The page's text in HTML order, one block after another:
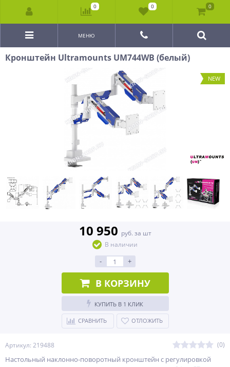
МЕНЮ
Кронштейн Ultramounts UM744WB (белый)
NEW
Артикул: 219488 (0)
Настольный наклонно-поворотный кронштейн с регулировкой
10 950 руб. за шт
В наличии
- +
В КОРЗИНУ
КУПИТЬ В 1 КЛИК
СРАВНИТЬ ОТЛОЖИТЬ
0 0 0